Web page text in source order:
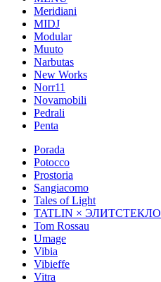
Meridiani
MIDJ
Modular
Muuto
Narbutas
New Works
Norr11
Novamobili
Pedrali
Penta
Porada
Potocco
Prostoria
Sangiacomo
Tales of Light
TATLIN × ЭЛИТСТЕКЛО
Tom Rossau
Umage
Vibia
Vibieffe
Vitra